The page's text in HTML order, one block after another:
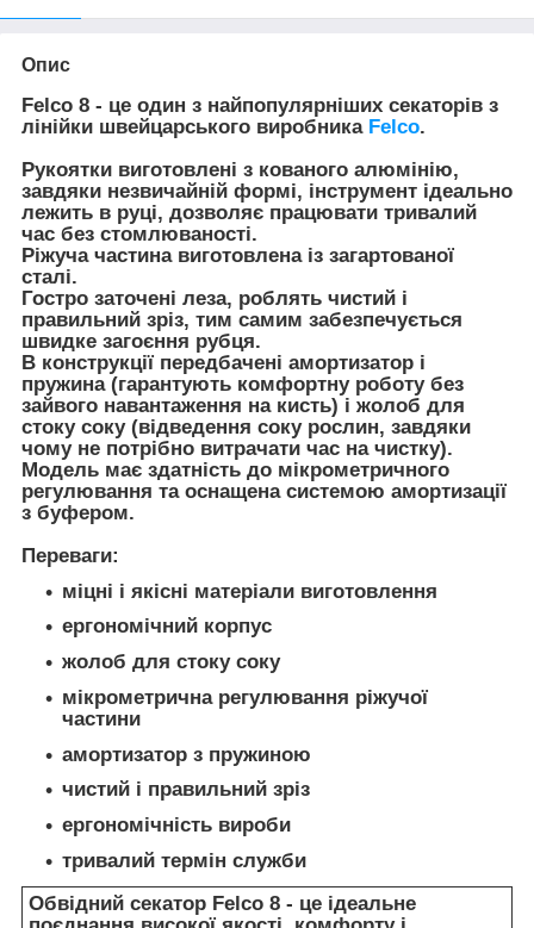
Опис
Felco 8 - це один з найпопулярніших секаторів з
лінійки швейцарського виробника Felco.
Рукоятки виготовлені з кованого алюмінію,
завдяки незвичайній формі, інструмент ідеально
лежить в руці, дозволяє працювати тривалий
час без стомлюваності.
Ріжуча частина виготовлена ​​із загартованої
сталі.
Гостро заточені леза, роблять чистий і
правильний зріз, тим самим забезпечується
швидке загоєння рубця.
В конструкції передбачені амортизатор і
пружина (гарантують комфортну роботу без
зайвого навантаження на кисть) і жолоб для
стоку соку (відведення соку рослин, завдяки
чому не потрібно витрачати час на чистку).
Модель має здатність до мікрометричного
регулювання та оснащена системою амортизації
з буфером.
Переваги:
міцні і якісні матеріали виготовлення
ергономічний корпус
жолоб для стоку соку
мікрометрична регулювання ріжучої
частини
амортизатор з пружиною
чистий і правильний зріз
ергономічність вироби
тривалий термін служби
Обвідний секатор Felco 8 - це ідеальне